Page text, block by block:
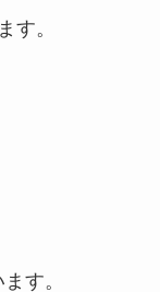
す。
す。